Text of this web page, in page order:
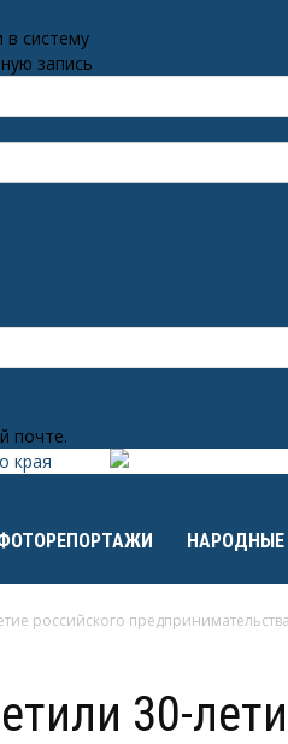
в систему
запись
почте.
края
российского предпринимательства
30-